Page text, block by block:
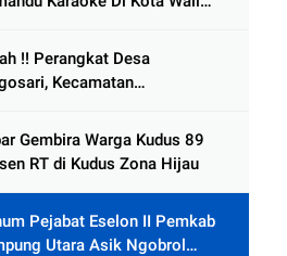
!! Perangkat Desa
Kecamatan
dari BAZNAS
Gembira Warga Kudus 89
RT di Kudus Zona Hijau
Pejabat Eselon II Pemkab
Utara Asik Ngobrol